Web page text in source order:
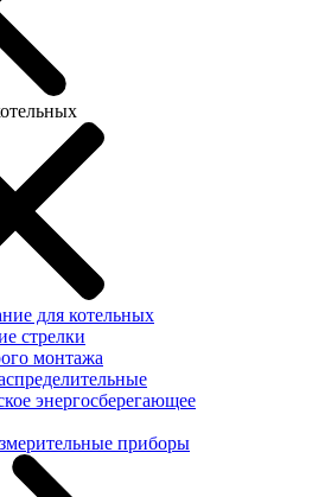
для котельных
стрелки
монтажа
энергосберегающее
приборы